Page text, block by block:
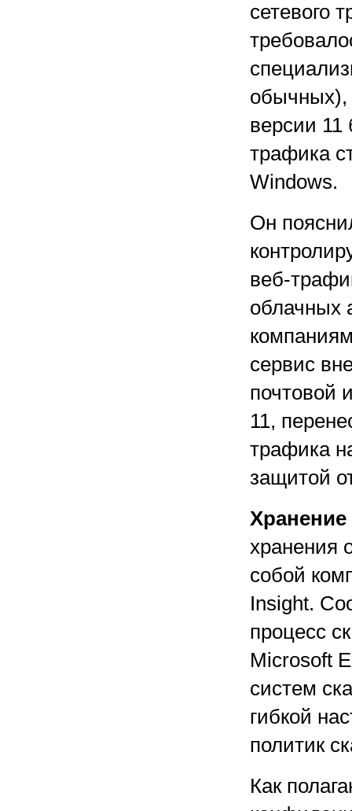
сетевого
обычных),
версии 11
трафика
Windows.
Он
веб-
облачных
сервис
почтовой
11,
трафика
защитой
хранения
собой
Insight.
процесс
Microsoft
систем
гибкой
политик
Как